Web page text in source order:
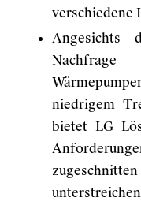
verschiedene
Angesichts
Nachfrage
niedrigem
bietet LG